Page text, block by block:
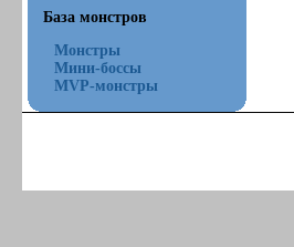
База монстров
Монстры
Мини-боссы
MVP-монстры